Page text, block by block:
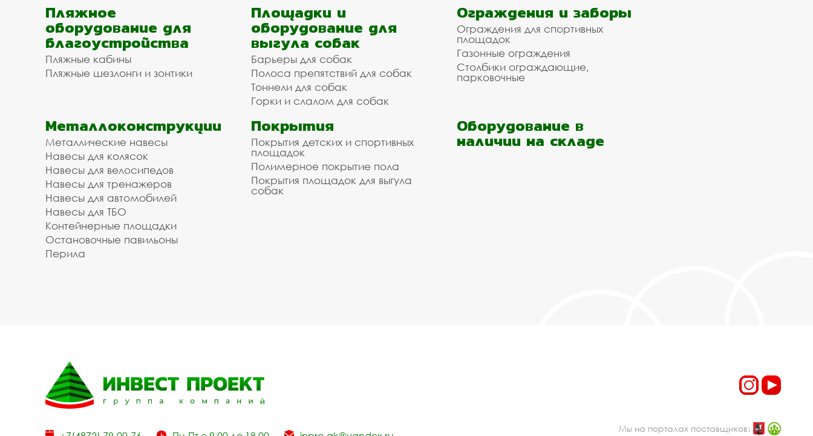
Пляжное
оборудование для
благоустройства
Пляжные кабины
Пляжные шезлонги и зонтики
Площадки и
оборудование для
выгула собак
Барьеры для собак
Полоса препятствий для собак
Тоннели для собак
Горки и слалом для собак
Ограждения и заборы
Ограждения для спортивных
площадок
Газонные ограждения
Столбики ограждающие,
парковочные
Металлоконструкции
Металлические навесы
Навесы для колясок
Навесы для велосипедов
Навесы для тренажеров
Навесы для автомобилей
Навесы для ТБО
Контейнерные площадки
Остановочные павильоны
Перила
Покрытия
Покрытия детских и спортивных
площадок
Полимерное покрытие пола
Покрытия площадок для выгула
собак
Оборудование в
наличии на складе
Мы на порталах поставщиков: